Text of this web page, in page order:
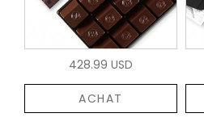
428.99 USD
ACHAT